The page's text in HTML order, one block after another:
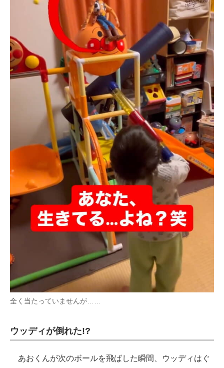
全く当たっていませんが……
ウッディが倒れた!?
あおくんが次のボールを飛ばした瞬間、ウッディはぐ